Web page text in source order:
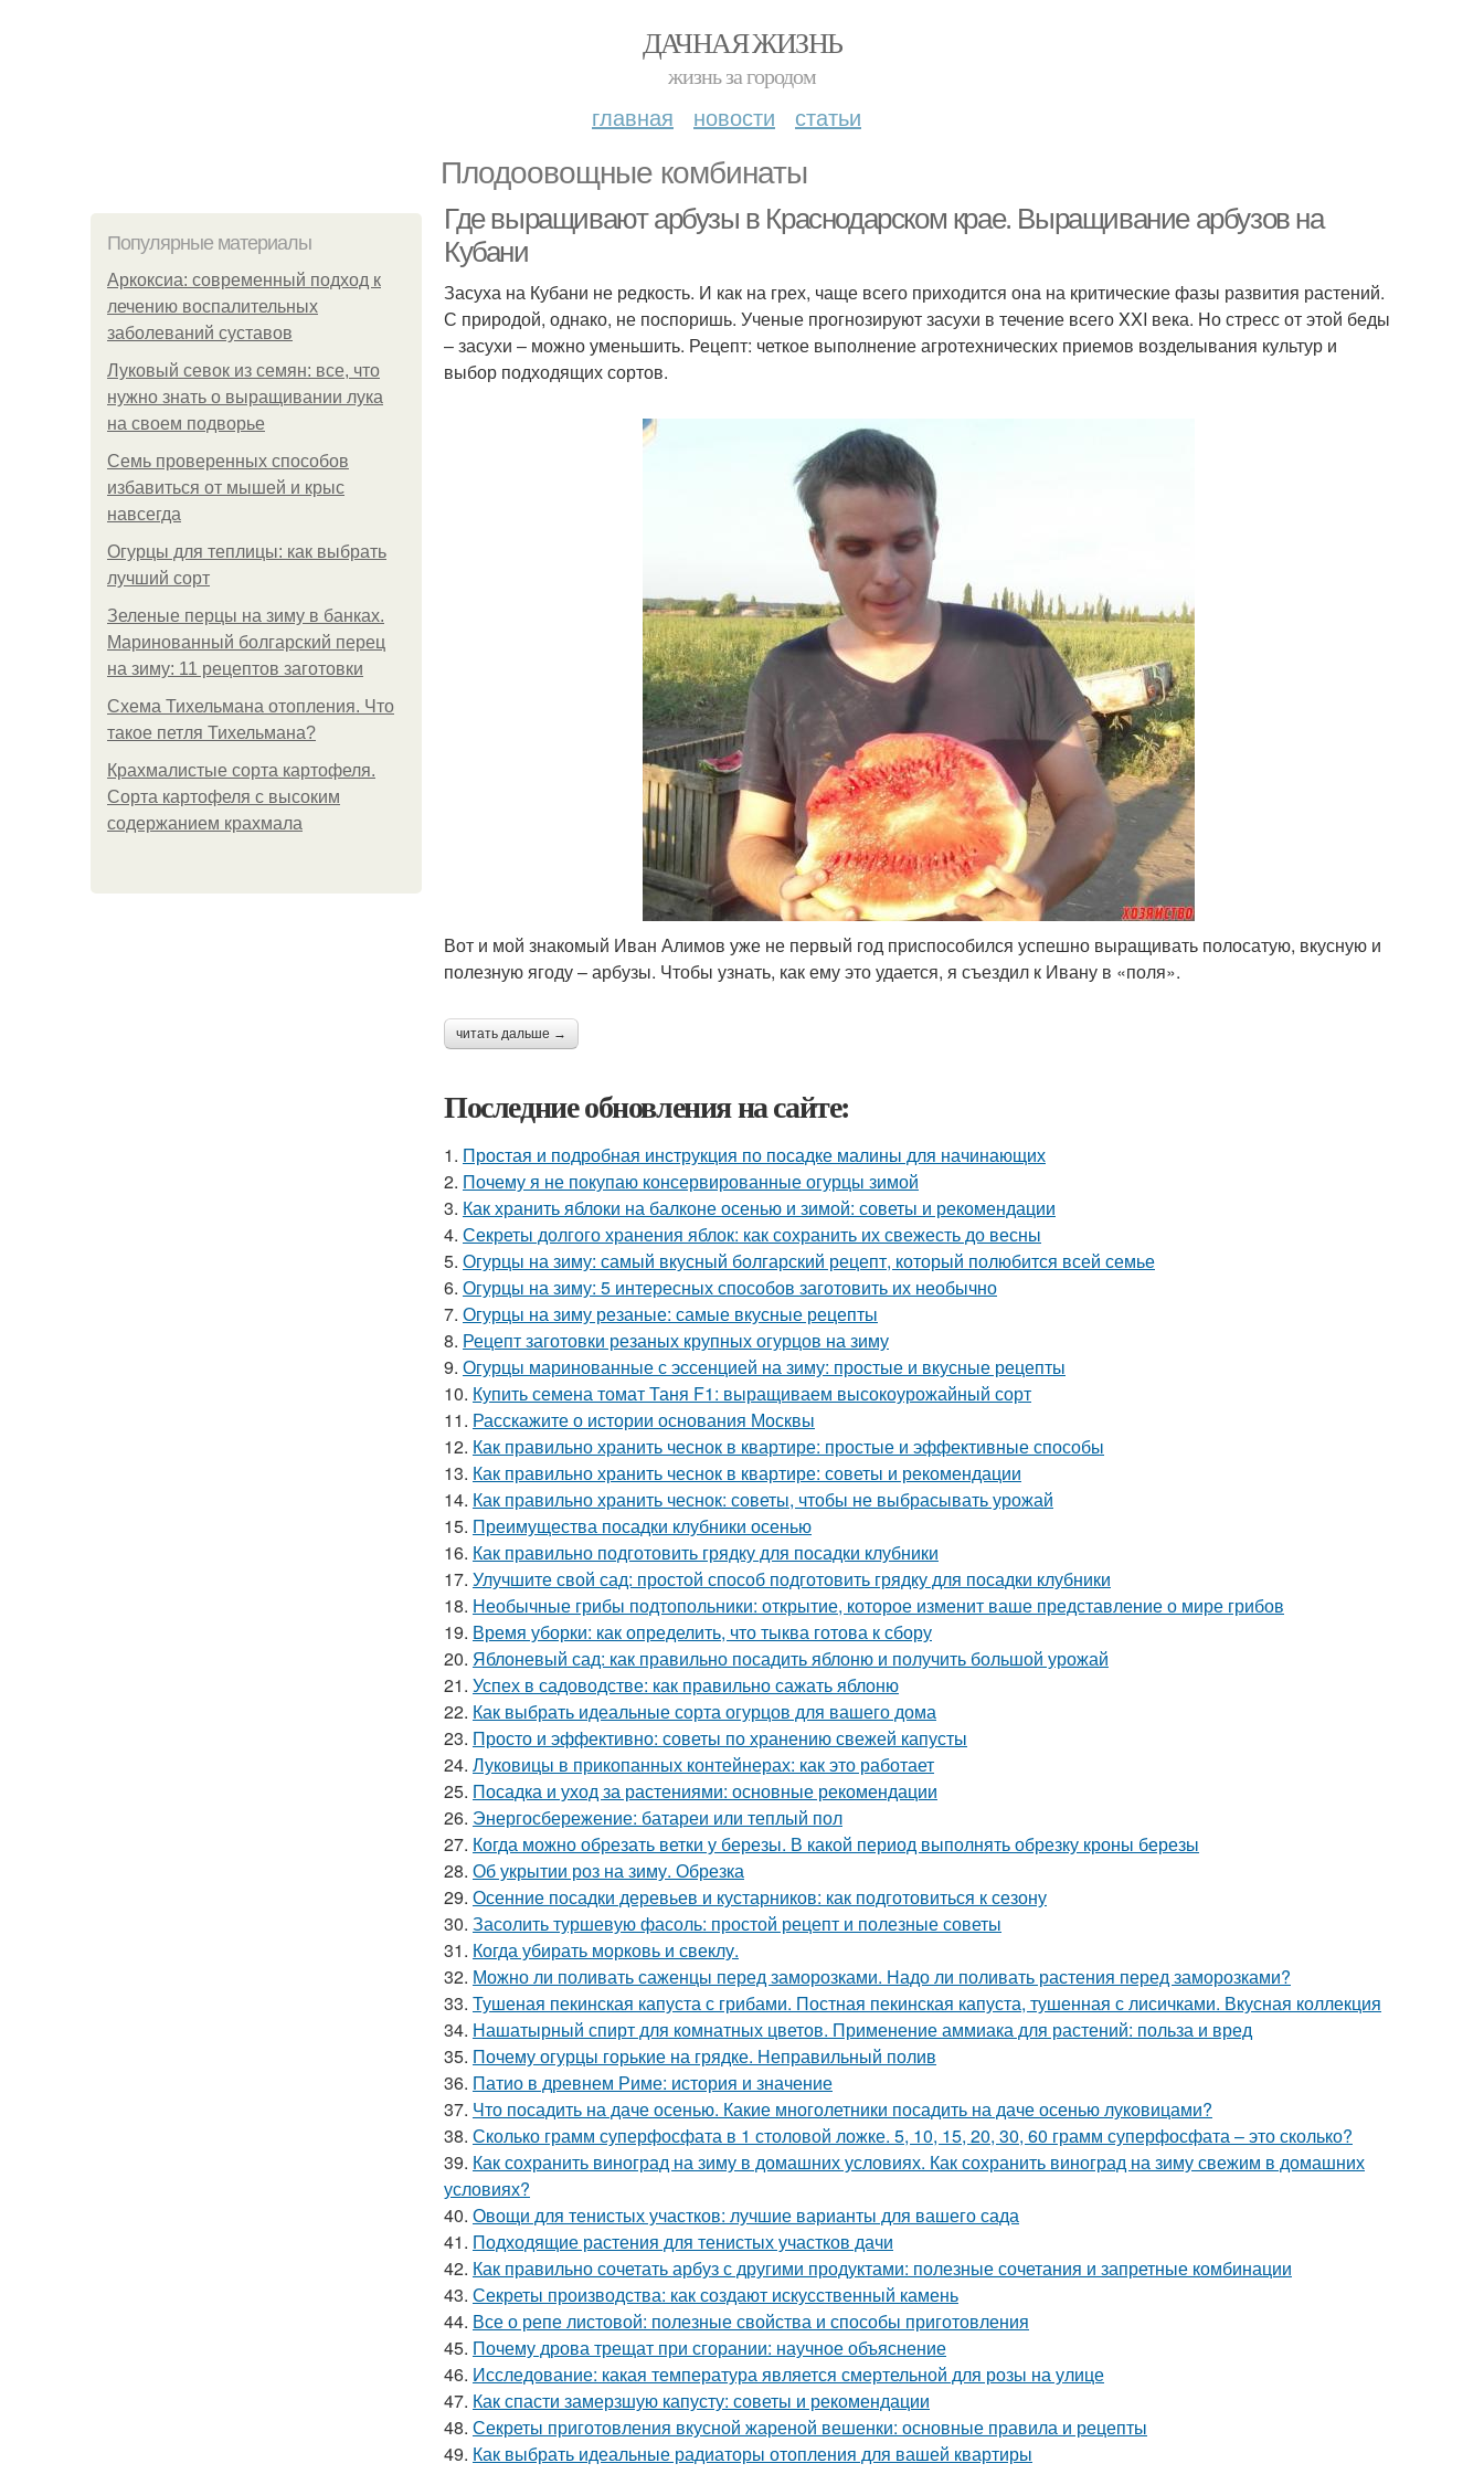
ДАЧНАЯ ЖИЗНЬ
жизнь за городом
главная новости статьи
Плодоовощные комбинаты
Популярные материалы
Аркоксиа: современный подход к
лечению воспалительных
заболеваний суставов
Луковый севок из семян: все, что
нужно знать о выращивании лука
на своем подворье
Семь проверенных способов
избавиться от мышей и крыс
навсегда
Огурцы для теплицы: как выбрать
лучший сорт
Зеленые перцы на зиму в банках.
Маринованный болгарский перец
на зиму: 11 рецептов заготовки
Схема Тихельмана отопления. Что
такое петля Тихельмана?
Крахмалистые сорта картофеля.
Сорта картофеля с высоким
содержанием крахмала
Где выращивают арбузы в Краснодарском крае. Выращивание арбузов на
Кубани
Засуха на Кубани не редкость. И как на грех, чаще всего приходится она на критические фазы развития растений.
С природой, однако, не поспоришь. Ученые прогнозируют засухи в течение всего XXI века. Но стресс от этой беды
– засухи – можно уменьшить. Рецепт: четкое выполнение агротехнических приемов возделывания культур и
выбор подходящих сортов.
Вот и мой знакомый Иван Алимов уже не первый год приспособился успешно выращивать полосатую, вкусную и
полезную ягоду – арбузы. Чтобы узнать, как ему это удается, я съездил к Ивану в «поля».
читать дальше →
Последние обновления на сайте:
1. Простая и подробная инструкция по посадке малины для начинающих
2. Почему я не покупаю консервированные огурцы зимой
3. Как хранить яблоки на балконе осенью и зимой: советы и рекомендации
4. Секреты долгого хранения яблок: как сохранить их свежесть до весны
5. Огурцы на зиму: самый вкусный болгарский рецепт, который полюбится всей семье
6. Огурцы на зиму: 5 интересных способов заготовить их необычно
7. Огурцы на зиму резаные: самые вкусные рецепты
8. Рецепт заготовки резаных крупных огурцов на зиму
9. Огурцы маринованные с эссенцией на зиму: простые и вкусные рецепты
10. Купить семена томат Таня F1: выращиваем высокоурожайный сорт
11. Расскажите о истории основания Москвы
12. Как правильно хранить чеснок в квартире: простые и эффективные способы
13. Как правильно хранить чеснок в квартире: советы и рекомендации
14. Как правильно хранить чеснок: советы, чтобы не выбрасывать урожай
15. Преимущества посадки клубники осенью
16. Как правильно подготовить грядку для посадки клубники
17. Улучшите свой сад: простой способ подготовить грядку для посадки клубники
18. Необычные грибы подтопольники: открытие, которое изменит ваше представление о мире грибов
19. Время уборки: как определить, что тыква готова к сбору
20. Яблоневый сад: как правильно посадить яблоню и получить большой урожай
21. Успех в садоводстве: как правильно сажать яблоню
22. Как выбрать идеальные сорта огурцов для вашего дома
23. Просто и эффективно: советы по хранению свежей капусты
24. Луковицы в прикопанных контейнерах: как это работает
25. Посадка и уход за растениями: основные рекомендации
26. Энергосбережение: батареи или теплый пол
27. Когда можно обрезать ветки у березы. В какой период выполнять обрезку кроны березы
28. Об укрытии роз на зиму. Обрезка
29. Осенние посадки деревьев и кустарников: как подготовиться к сезону
30. Засолить туршевую фасоль: простой рецепт и полезные советы
31. Когда убирать морковь и свеклу.
32. Можно ли поливать саженцы перед заморозками. Надо ли поливать растения перед заморозками?
33. Тушеная пекинская капуста с грибами. Постная пекинская капуста, тушенная с лисичками. Вкусная коллекция
34. Нашатырный спирт для комнатных цветов. Применение аммиака для растений: польза и вред
35. Почему огурцы горькие на грядке. Неправильный полив
36. Патио в древнем Риме: история и значение
37. Что посадить на даче осенью. Какие многолетники посадить на даче осенью луковицами?
38. Сколько грамм суперфосфата в 1 столовой ложке. 5, 10, 15, 20, 30, 60 грамм суперфосфата – это сколько?
39. Как сохранить виноград на зиму в домашних условиях. Как сохранить виноград на зиму свежим в домашних
условиях?
40. Овощи для тенистых участков: лучшие варианты для вашего сада
41. Подходящие растения для тенистых участков дачи
42. Как правильно сочетать арбуз с другими продуктами: полезные сочетания и запретные комбинации
43. Секреты производства: как создают искусственный камень
44. Все о репе листовой: полезные свойства и способы приготовления
45. Почему дрова трещат при сгорании: научное объяснение
46. Исследование: какая температура является смертельной для розы на улице
47. Как спасти замерзшую капусту: советы и рекомендации
48. Секреты приготовления вкусной жареной вешенки: основные правила и рецепты
49. Как выбрать идеальные радиаторы отопления для вашей квартиры